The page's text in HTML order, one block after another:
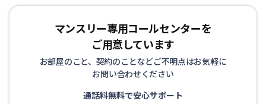
マンスリー専用コールセンターを
ご用意しています
お部屋のこと、契約のことなどご不明点はお気軽に
お問い合わせください
通話料無料で安心サポート